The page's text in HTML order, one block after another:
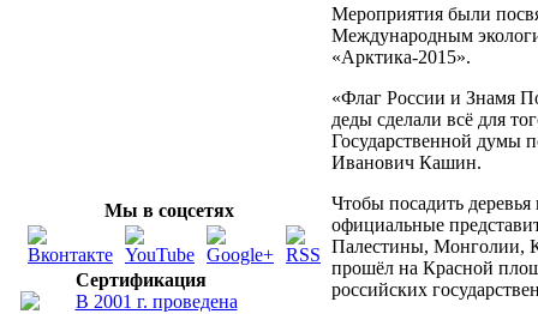
Мы в соцсетях
Сертификация
Мероприятия были
Международным
«Арктика-2015».
«Флаг России и Знамя
деды сделали всё для
Государственной думы
Иванович Кашин.
Чтобы посадить
официальные
Палестины, Монголии,
прошёл на Красной
российских